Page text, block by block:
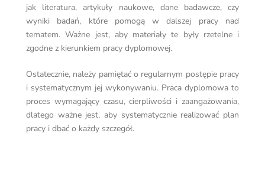
jak literatura, artykuły naukowe, dane badawcze, czy
wyniki badań, które pomogą w dalszej pracy nad
tematem. Ważne jest, aby materiały te były rzetelne i
zgodne z kierunkiem pracy dyplomowej.
Ostatecznie, należy pamiętać o regularnym postępie pracy
i systematycznym jej wykonywaniu. Praca dyplomowa to
proces wymagający czasu, cierpliwości i zaangażowania,
dlatego ważne jest, aby systematycznie realizować plan
pracy i dbać o każdy szczegół.